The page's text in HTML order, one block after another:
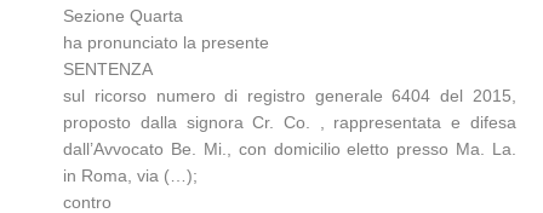
Sezione Quarta
ha pronunciato la presente
SENTENZA
sul ricorso numero di registro generale 6404 del 2015,
proposto dalla signora Cr. Co. , rappresentata e difesa
dall’Avvocato Be. Mi., con domicilio eletto presso Ma. La.
in Roma, via (…);
contro